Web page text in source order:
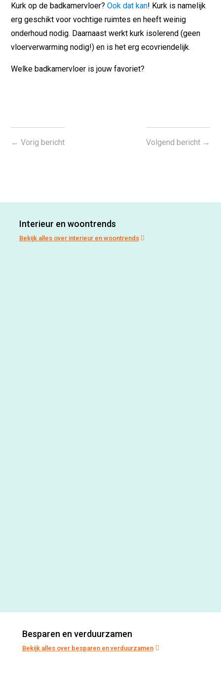
Kurk op de badkamervloer?Ook dat kan! Kurk is namelijk
erg geschikt voor vochtige ruimtes en heeft weinig
onderhoud nodig. Daarnaast werkt kurk isolerend (geen
vloerverwarming nodig!) en is het erg ecovriendelijk.
Welke badkamervloer is jouw favoriet?
←Vorig bericht Volgend bericht→
Interieur en woontrends
Bekijk alles over interieur en woontrends
Besparen en verduurzamen
Bekijk alles over besparen en verduurzamen